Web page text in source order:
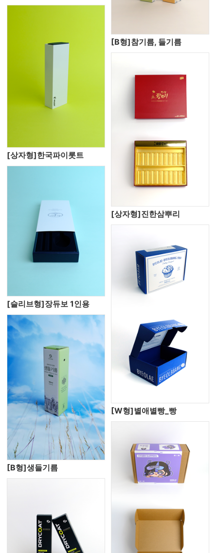
[상자형]한국파이롯트
[B형]참기름, 들기름
[슬리브형]장듀보 1인용
[상자형]진한삼뿌리
[B형]생들기름
[W형]별애별빵_빵